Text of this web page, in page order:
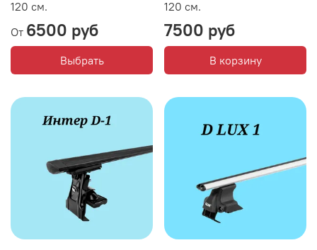
120 см.
От 6500 руб
Выбрать
120 см.
7500 руб
В корзину